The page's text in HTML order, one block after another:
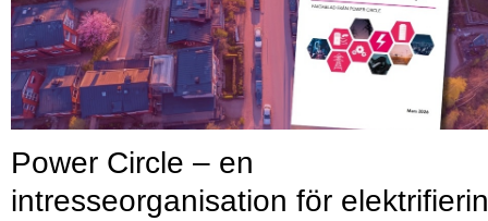
Power Circle – en
intresseorganisation för